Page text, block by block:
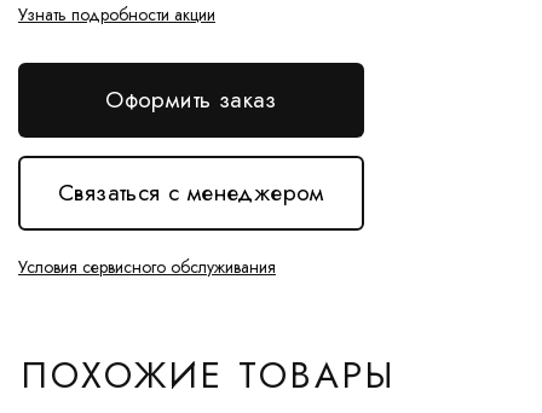
Узнать подробности акции
Оформить заказ
Связаться с менеджером
Условия сервисного обслуживания
ПОХОЖИЕ ТОВАРЫ